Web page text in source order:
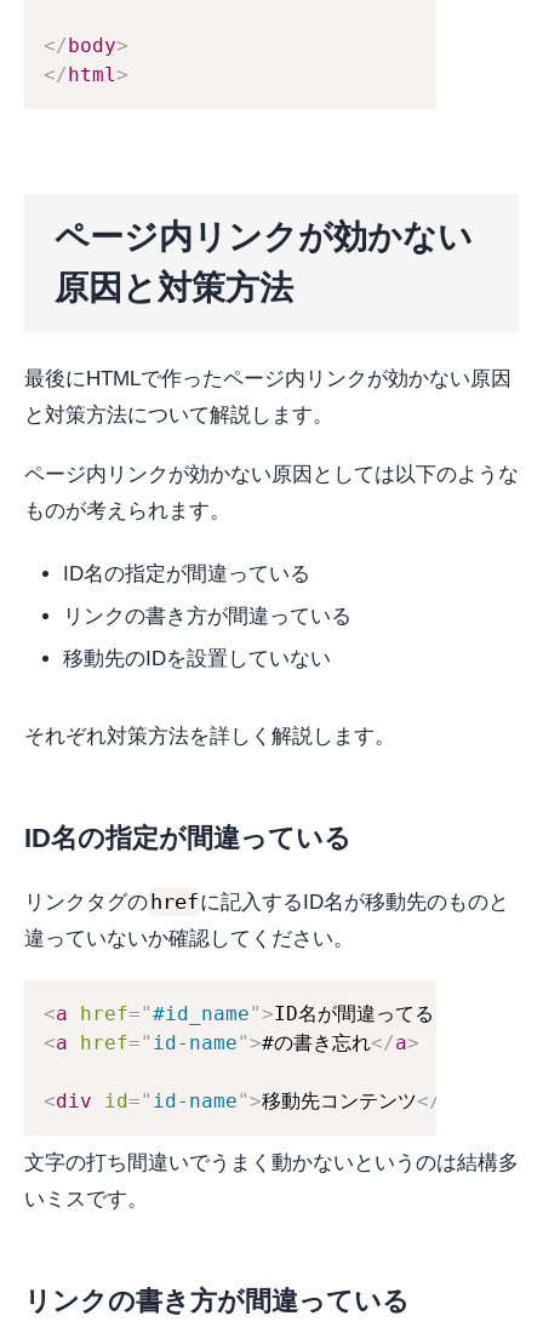
</body>
</html >
ページ内リンクが効かない
原因と対策方法
最後にHTMLで作ったページ内リンクが効かない原因
と対策方法について解説します。
ページ内リンクが効かない原因としては以下のような
ものが考えられます。
ID名の指定が間違っている
リンクの書き方が間違っている
移動先のIDを設置していない
それぞれ対策方法を詳しく解説します。
ID名の指定が間違っている
リンクタグの hrefに記入するID名が移動先のものと
違っていないか確認してください。
<a href="#id_name">ID名が間違ってるリンク
<a href=" id-name">#の書き忘れ</a>
<div id=" id-name">移動先コンテンツ</
文字の打ち間違いでうまく動かないというのは結構多
いミスです。
リンクの書き方が間違っている